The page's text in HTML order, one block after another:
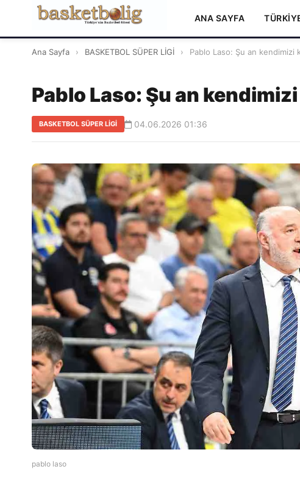
ANA SAYFA
Ana Sayfa › BASKETBOL SÜPER LİGİ › Pablo Laso: Şu an kendimizi
Pablo Laso: Şu an
BASKETBOL SÜPER LİGİ 04.06.2026 01:36
pablo laso